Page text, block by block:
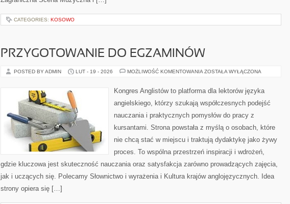
CATEGORIES: KOSOWO
PRZYGOTOWANIE DO EGZAMINÓW
POSTED BY ADMIN LUT - 19 - 2026 MOŻLIWOŚĆ KOMENTOWANIA PRZYGOTOWANIE
ZOSTAŁA WYŁĄCZONA
Kongres Anglistów to platforma dla lektorów języka
angielskiego, którzy szukają współczesnych podejść
nauczania i praktycznych pomysłów do pracy z
kursantami. Strona powstała z myślą o osobach, które
nie chcą stać w miejscu i traktują dydaktykę jako żywy
proces. To wspólna przestrzeń inspiracji i wdrożeń,
gdzie kluczowa jest skuteczność nauczania oraz satysfakcja zarówno prowadzących zajęcia,
jak i uczących się. Polecamy Słownictwo i wyrażenia i Kultura krajów anglojęzycznych. Idea
strony opiera się […]